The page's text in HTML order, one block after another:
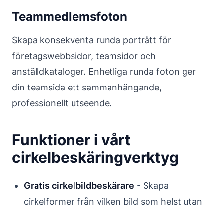
Teammedlemsfoton
Skapa konsekventa runda porträtt för
företagswebbsidor, teamsidor och
anställdkataloger. Enhetliga runda foton ger
din teamsida ett sammanhängande,
professionellt utseende.
Funktioner i vårt
cirkelbeskäringverktyg
Gratis cirkelbildbeskärare - Skapa
cirkelformer från vilken bild som helst utan